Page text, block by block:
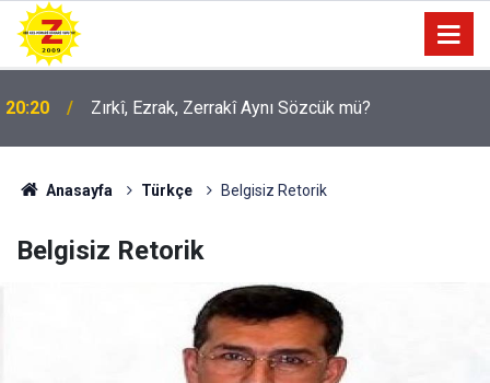
09:56 Ji Zilma Partîzanan Nimûneyeka Piçûk
Anasayfa Türkçe Belgisiz Retorik
Belgisiz Retorik